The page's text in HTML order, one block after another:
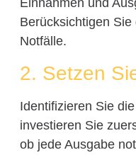
Berücksichtigen
Notfälle.
2. Setzen
Identifizieren Sie
investieren Sie
ob jede Ausgabe